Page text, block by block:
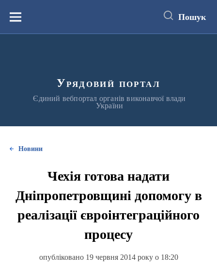
вмістуМеню Пошук
Урядовий портал
Єдиний вебпортал органів виконавчої влади
України
Новини
Чехія готова надати
Дніпропетровщині допомогу в
реалізації євроінтеграційного
процесу
опубліковано 19 червня 2014 року о 18:20